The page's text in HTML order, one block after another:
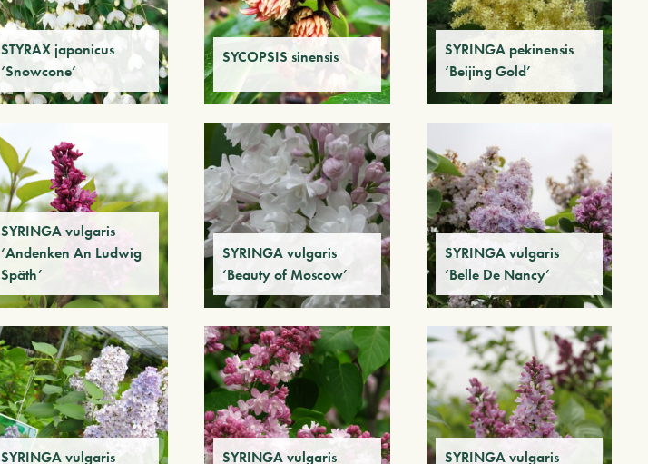
STYRAX japonicus
‘Snowcone’
SYCOPSIS sinensis
SYRINGA pekinensis
‘Beijing Gold’
SYRINGA vulgaris
‘Andenken An Ludwig
Späth’
SYRINGA vulgaris
‘Beauty of Moscow’
SYRINGA vulgaris
‘Belle De Nancy’
SYRINGA vulgaris
SYRINGA vulgaris
SYRINGA vulgaris